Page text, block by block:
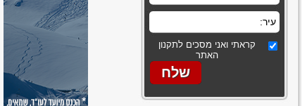
קראתי ואני מסכים לתקנון
האתר